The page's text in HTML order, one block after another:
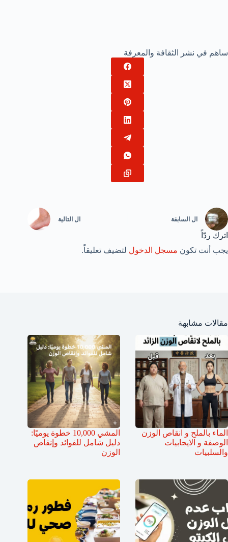
ساهم في نشر الثقافة والمعرفة
ال السابقة ال التالية
اترك ردّاً
يجب أنت تكون مسجل الدخول لتضيف تعليقاً.
مقالات مشابهة
الماء بالملح و انقاص الوزن
الوصفة و الايجابيات
والسلبيات
المشي 10,000 خطوة يوميًا:
دليل شامل للفوائد وإنقاص
الوزن